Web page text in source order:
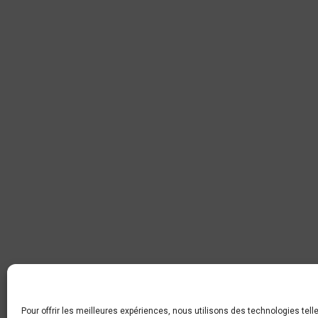
Pour offrir les meilleures expériences, nous utilisons des technologies